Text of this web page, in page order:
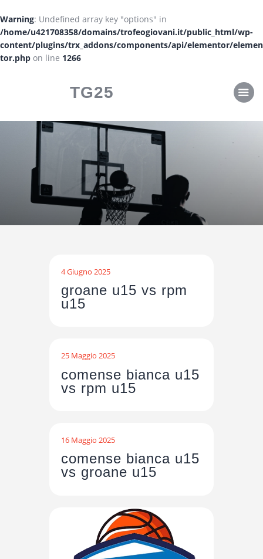
Warning: Undefined array key "options" in
/home/u421708358/domains/trofeogiovani.it/public_html/wp-
content/plugins/trx_addons/components/api/elementor/elemen
tor.php on line 1266
TG25
CALENDARI
4 Giugno 2025
groane u15 vs rpm
u15
25 Maggio 2025
comense bianca u15
vs rpm u15
16 Maggio 2025
comense bianca u15
vs groane u15